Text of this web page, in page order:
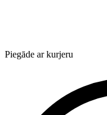
Piegāde ar kurjeru